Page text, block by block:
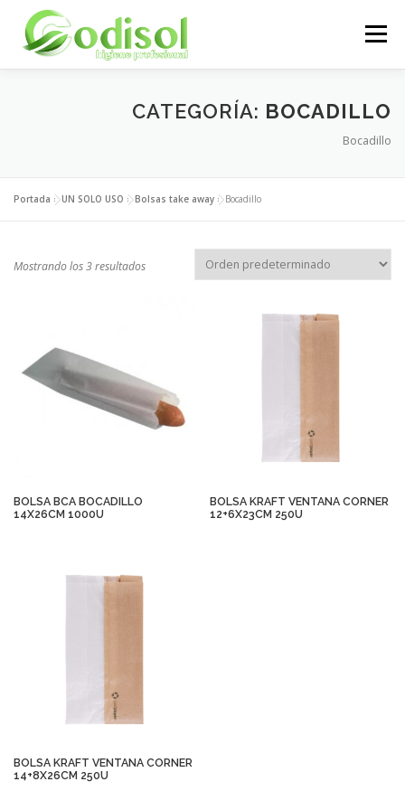
contenido
Menú
SERVICIOS PRODUCTOS
CATEGORÍA: BOCADILLO
Bocadillo
Portada »UN SOLO USO »Bolsas take away »Bocadillo
Mostrando los 3 resultados
BOLSA BCA BOCADILLO
14X26CM 1000U
BOLSA KRAFT VENTANA CORNER
12+6X23CM 250U
BOLSA KRAFT VENTANA CORNER
14+8X26CM 250U